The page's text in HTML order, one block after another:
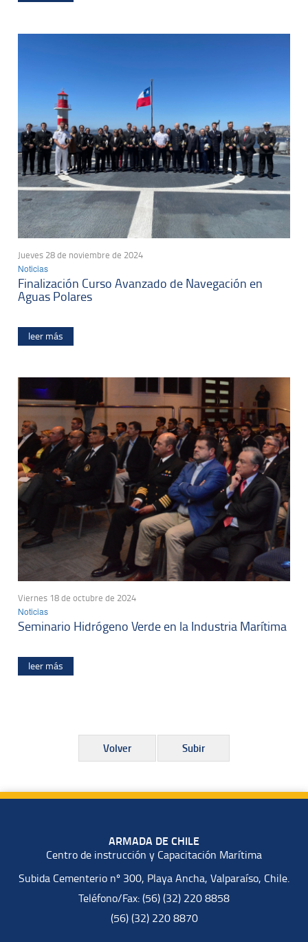
Jueves 28 de noviembre de 2024
Noticias
Finalización Curso Avanzado de Navegación en
Aguas Polares
leer más
Viernes 18 de octubre de 2024
Noticias
Seminario Hidrógeno Verde en la Industria Marítima
leer más
Volver Subir
ARMADA DE CHILE
Centro de instrucción y Capacitación Marítima
Subida Cementerio nº 300, Playa Ancha, Valparaíso, Chile.
Teléfono/Fax: (56) (32) 220 8858
(56) (32) 220 8870